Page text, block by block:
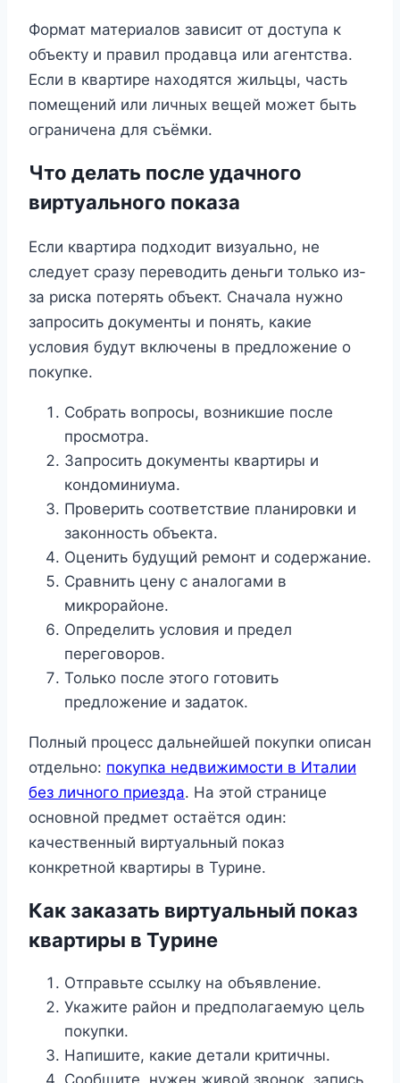
Формат материалов зависит от доступа к
объекту и правил продавца или агентства.
Если в квартире находятся жильцы, часть
помещений или личных вещей может быть
ограничена для съёмки.
Что делать после удачного
виртуального показа
Если квартира подходит визуально, не
следует сразу переводить деньги только из-
за риска потерять объект. Сначала нужно
запросить документы и понять, какие
условия будут включены в предложение о
покупке.
Собрать вопросы, возникшие после
просмотра.
Запросить документы квартиры и
кондоминиума.
Проверить соответствие планировки и
законность объекта.
Оценить будущий ремонт и содержание.
Сравнить цену с аналогами в
микрорайоне.
Определить условия и предел
переговоров.
Только после этого готовить
предложение и задаток.
Полный процесс дальнейшей покупки описан
отдельно: покупка недвижимости в Италии
без личного приезда. На этой странице
основной предмет остаётся один:
качественный виртуальный показ
конкретной квартиры в Турине.
Как заказать виртуальный показ
квартиры в Турине
Отправьте ссылку на объявление.
Укажите район и предполагаемую цель
покупки.
Напишите, какие детали критичны.